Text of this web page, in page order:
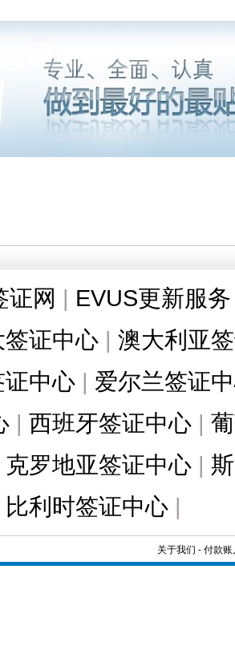
证网 | EVUS更新服务
签证中心 | 澳大利亚
中心 | 爱尔兰签证
| 西班牙签证中心 |
克罗地亚签证中心 |
比利时签证中心 |
关于我们 - 付款账